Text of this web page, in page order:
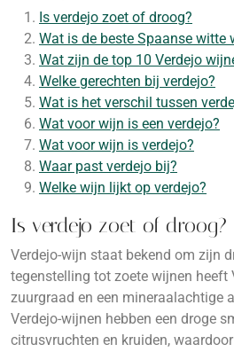
Is verdejo zoet of droog?
Wat is de beste Spaanse witte
Wat zijn de top 10 Verdejo
Welke gerechten bij verdejo?
Wat is het verschil tussen
Wat voor wijn is een verdejo?
Wat voor wijn is verdejo?
Waar past verdejo bij?
Welke wijn lijkt op verdejo?
Is verdejo zoet of droog?
Verdejo-wijn staat bekend om zijn
tegenstelling tot zoete wijnen heeft
zuurgraad en een mineraalachtige
Verdejo-wijnen hebben een droge
citrusvruchten en kruiden,